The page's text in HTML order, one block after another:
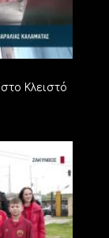
Κλειστό